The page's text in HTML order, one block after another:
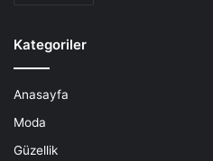
Kategoriler
Anasayfa
Moda
Güzellik